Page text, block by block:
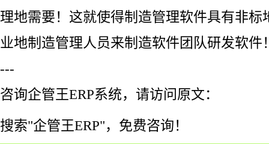
理地需要！这就使得制造管理软件具有非标
业地制造管理人员来制造软件团队研发软件
---
咨询企管王ERP系统，请访问原文：
搜索"企管王ERP"，免费咨询！